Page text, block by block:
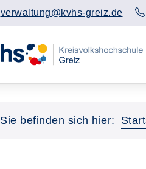
verwaltung@kvhs-greiz.de
Sie befinden sich hier: